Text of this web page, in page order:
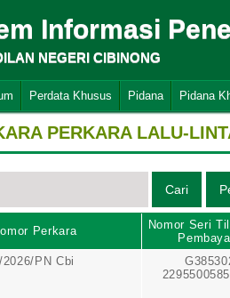
Informasi
NEGERI CIBINONG
Perdata Khusus Pidana Pidana
PERKARA LALU-
Perkara
Nomor Seri
PN Cbi